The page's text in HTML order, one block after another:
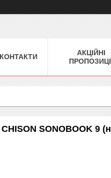
КОНТАКТИ
АКЦІЙНІ
SONOBOOK 9